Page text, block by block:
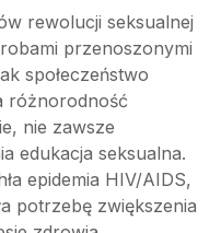
rewolucji seksualnej
przenoszonymi
społeczeństwo
różnorodność
nie zawsze
edukacja seksualna.
epidemia HIV/AIDS,
potrzebę zwiększenia